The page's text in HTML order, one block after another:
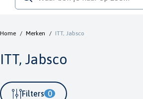
Home / Merken / ITT, Jabsco
ITT, Jabsco
Filters 0